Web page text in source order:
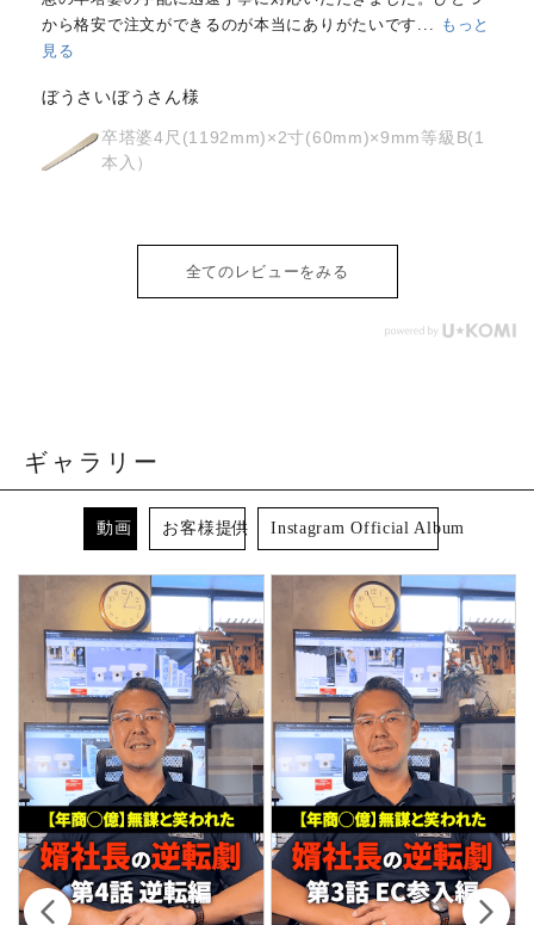
はじめて注文しました。メールと電話で内容照会しました
が、どちらも丁寧に対応していただきました。製品の
osyoh様
経木塔婆・水塔婆五輪型１尺
全てのレビューをみる
ギャラリー
動画 お客様提供 Instagram Official Album